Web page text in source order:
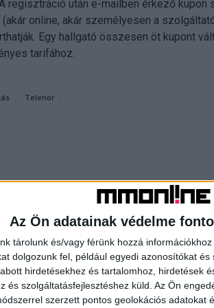
Az Ön adatainak védelme
tárolunk és/vagy férünk hozzá
dolgozunk fel, például egyedi azonosítókat
hirdetésekhez és tartalomhoz, hirdetések
és szolgáltatásfejlesztéshez küld. Az Ön
szerzett pontos geolokációs adatokat
regisztráció után e-mailben érkező kupon
online, akár személyesen a
Egy hallgató összesen öt kupont
tarifához.
Telenor
Mi